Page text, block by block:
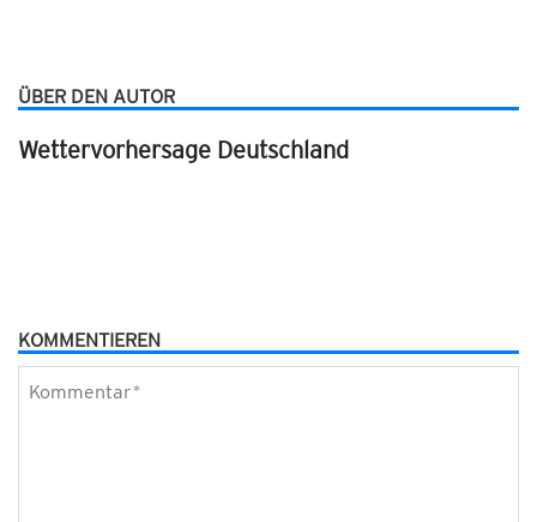
ÜBER DEN AUTOR
Wettervorhersage Deutschland
KOMMENTIEREN